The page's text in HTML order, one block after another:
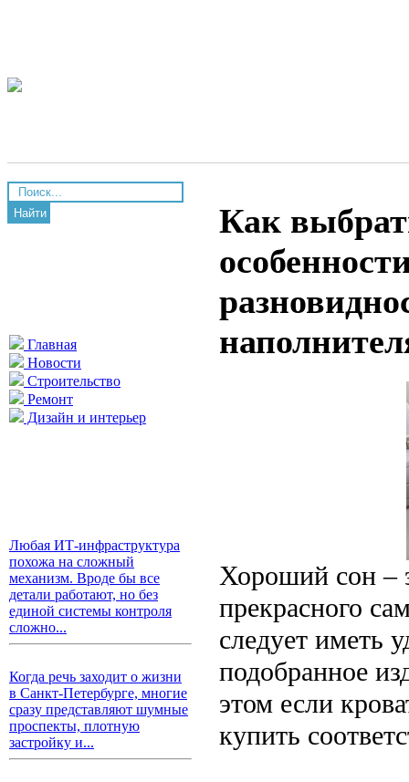
Найти
Главная
Новости
Строительство
Ремонт
Дизайн и интерьер
Любая ИТ-инфраструктура
похожа на сложный
механизм. Вроде бы все
детали работают, но без
единой системы контроля
сложно...
Когда речь заходит о жизни
в Санкт-Петербурге, многие
сразу представляют шумные
проспекты, плотную
застройку и...
Как
Хороший сон –
прекрасного
следует иметь
подобранное
этом если
купить